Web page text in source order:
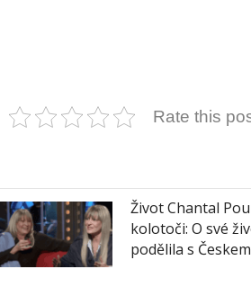
Rate this
Život Chantal
kolotoči: O své
podělila s Českem